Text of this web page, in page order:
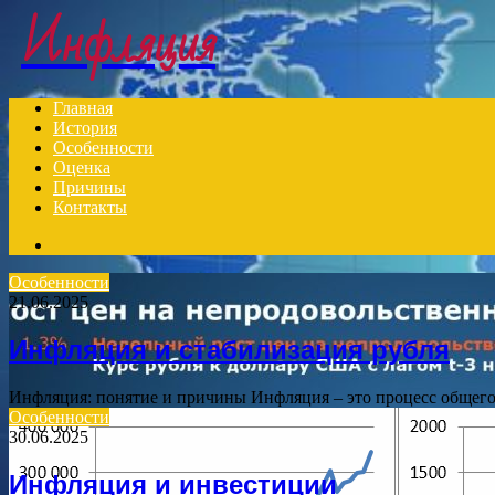
Инфляция
Главная
История
Особенности
Оценка
Причины
Контакты
Особенности
21.06.2025
Инфляция и стабилизация рубля
Инфляция: понятие и причины Инфляция – это процесс
Особенности
30.06.2025
Инфляция и инвестиции